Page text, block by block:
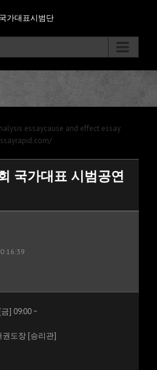
essaycause and effect essay
국가대표 시범공연
16:39
] 09:00 ~
권도장 [승리관]